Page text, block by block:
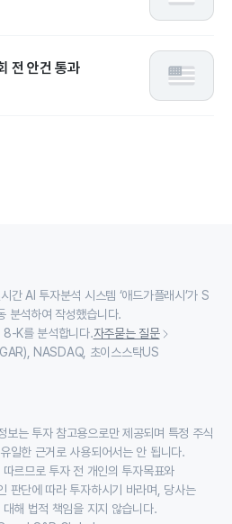
전 안건 통과
간 AI 투자분석 시스템 ‘애드가플래시’가 S
분석하여 작성했습니다.
8-K를 분석합니다.자주묻는 질문
NASDAQ, 초이스스탁US
보는 투자 참고용으로만 제공되며 특정 주식
일한 근거로 사용되어서는 안 됩니다.
르므로 투자 전 개인의 투자목표와
판단에 따라 투자하시기 바라며, 당사는
해 법적 책임을 지지 않습니다.